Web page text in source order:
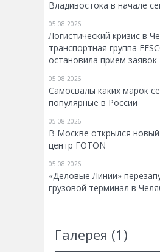
Владивостока в начале
05.08.2026
Логистический кризис в
транспортная группа
остановила прием заявок
05.08.2026
Самосвалы каких марок
популярные в России
05.08.2026
В Москве открылся новый
центр FOTON
05.08.2026
«Деловые Линии»
грузовой терминал в
Галерея (1)